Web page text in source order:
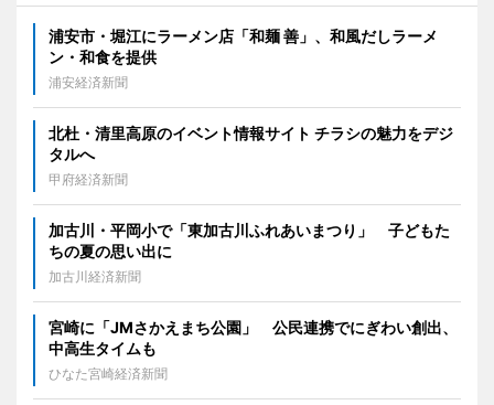
浦安市・堀江にラーメン店「和麺 善」、和風だしラーメ
ン・和食を提供
浦安経済新聞
北杜・清里高原のイベント情報サイト チラシの魅力をデジ
タルへ
甲府経済新聞
加古川・平岡小で「東加古川ふれあいまつり」 子どもた
ちの夏の思い出に
加古川経済新聞
宮崎に「JMさかえまち公園」 公民連携でにぎわい創出、
中高生タイムも
ひなた宮崎経済新聞